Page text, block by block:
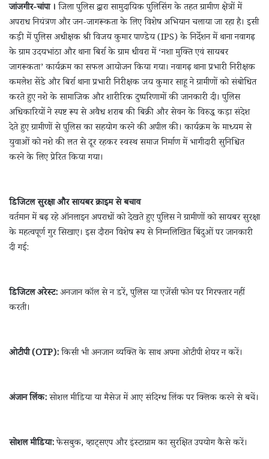
जांजगीर-चांपा ।जिला पुलिस द्वारा सामुदायिक पुलिसिंग के तहत ग्रामीण क्षेत्रों में
अपराध नियंत्रण और जन-जागरूकता के लिए विशेष अभियान चलाया जा रहा है। इसी
कड़ी में पुलिस अधीक्षक श्री विजय कुमार पाण्डेय (IPS) के निर्देशन में थाना नवागढ़
के ग्राम उदयभांठा और थाना बिर्रा के ग्राम धीवरा में ‘नशा मुक्ति एवं सायबर
जागरूकता’ कार्यक्रम का सफल आयोजन किया गया। नवागढ़ थाना प्रभारी निरीक्षक
कमलेश सेंडे और बिर्रा थाना प्रभारी निरीक्षक जय कुमार साहू ने ग्रामीणों को संबोधित
करते हुए नशे के सामाजिक और शारीरिक दुष्परिणामों की जानकारी दी। पुलिस
अधिकारियों ने स्पष्ट रूप से अवैध शराब की बिक्री और सेवन के विरुद्ध कड़ा संदेश
देते हुए ग्रामीणों से पुलिस का सहयोग करने की अपील की। कार्यक्रम के माध्यम से
युवाओं को नशे की लत से दूर रहकर स्वस्थ समाज निर्माण में भागीदारी सुनिश्चित
करने के लिए प्रेरित किया गया।
डिजिटल सुरक्षा और सायबर क्राइम से बचाव
वर्तमान में बढ़ रहे ऑनलाइन अपराधों को देखते हुए पुलिस ने ग्रामीणों को सायबर सुरक्षा
के महत्वपूर्ण गुर सिखाए। इस दौरान विशेष रूप से निम्नलिखित बिंदुओं पर जानकारी
दी गई:
डिजिटल अरेस्ट:अनजान कॉल से न डरें, पुलिस या एजेंसी फोन पर गिरफ्तार नहीं
करती।
ओटीपी (OTP):किसी भी अनजान व्यक्ति के साथ अपना ओटीपी शेयर न करें।
अंजान लिंक:सोशल मीडिया या मैसेज में आए संदिग्ध लिंक पर क्लिक करने से बचें।
सोशल मीडिया:फेसबुक, व्हाट्सएप और इंस्टाग्राम का सुरक्षित उपयोग कैसे करें।